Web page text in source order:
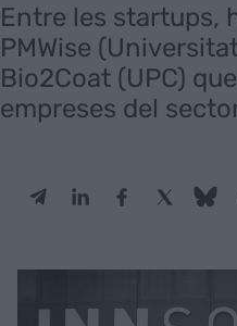
Entre les startups,
PMWise
Bio2Coat (UPC)
empreses del